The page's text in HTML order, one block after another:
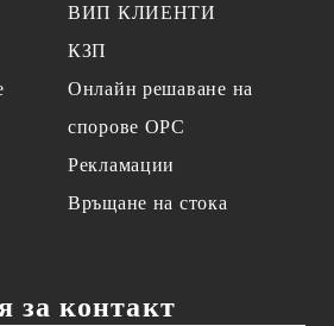
ВИП КЛИЕНТИ
КЗП
Онлайн решаване на
спорове OPC
Рекламации
Връщане на стока
за контакт